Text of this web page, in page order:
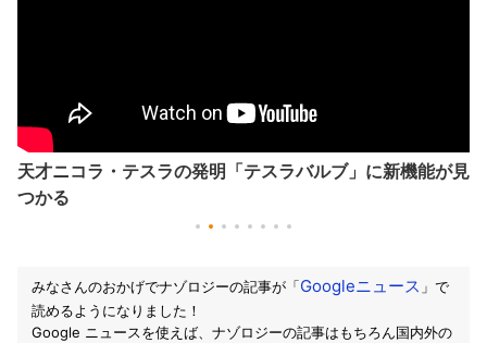
天才ニコラ・テスラの発明「テスラバルブ」に新機能が見
つかる
みなさんのおかげでナゾロジーの記事が「Googleニュース 」で
読めるようになりました！
Google ニュースを使えば、ナゾロジーの記事はもちろん国内外の